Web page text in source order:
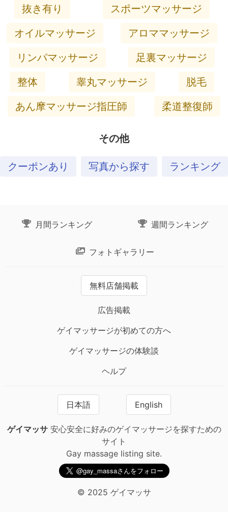
抜き有り
スポーツマッサージ
オイルマッサージ
アロママッサージ
リンパマッサージ
足裏マッサージ
整体
睾丸マッサージ
脱毛
あん摩マッサージ指圧師
柔道整復師
その他
クーポンあり 写真から探す ランキング
月間ランキング 週間ランキング
フォトギャラリー
無料店舗掲載
広告掲載
ゲイマッサージが初めての方へ
ゲイマッサージの体験談
ヘルプ
日本語 English
ゲイマッサ安心安全に好みのゲイマッサージを探すための
サイト
Gay massage listing site.
© 2025 ゲイマッサ